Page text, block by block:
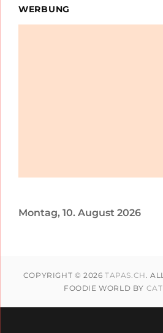
WERBUNG
Montag, 10. August 2026
COPYRIGHT © 2026 TAPAS.CH.
FOODIE WORLD BY